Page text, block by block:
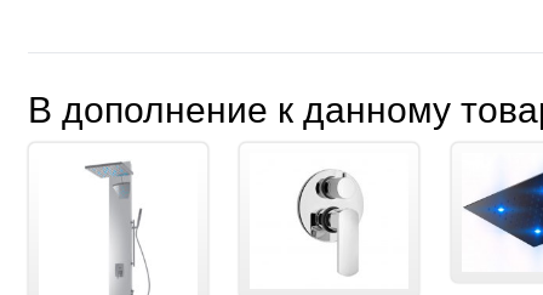
В дополнение к данному